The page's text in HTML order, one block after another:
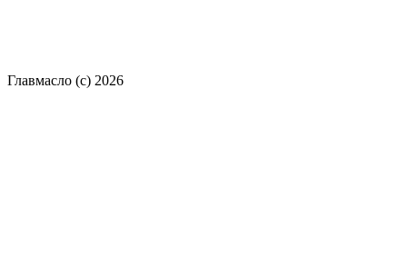
Главмасло (с) 2026